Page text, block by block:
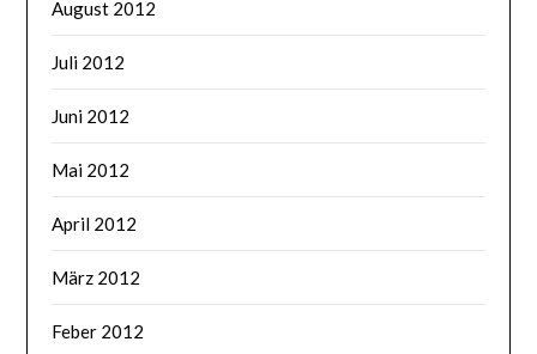
August 2012
Juli 2012
Juni 2012
Mai 2012
April 2012
März 2012
Feber 2012